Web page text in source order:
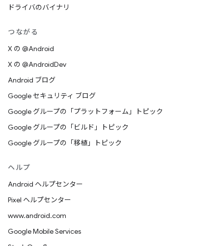
ドライバのバイナリ
つながる
X の @Android
X の @AndroidDev
Android ブログ
Google セキュリティ ブログ
Google グループの「プラットフォーム」トピック
Google グループの「ビルド」トピック
Google グループの「移植」トピック
ヘルプ
Android ヘルプセンター
Pixel ヘルプセンター
www.android.com
Google Mobile Services